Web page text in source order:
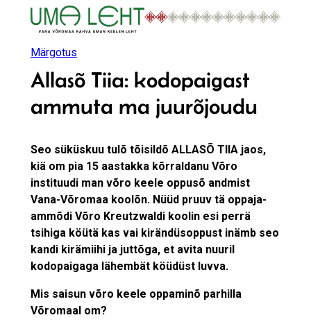
juurdeMärgotus
Allasõ Tiia: kodopaigast
ammuta ma juurõjoudu
Seo süküskuu tulõ tõisildõ ALLASÕ TIIA jaos,
kiä om pia 15 aastakka kõrraldanu Võro
instituudi man võro keele oppusõ andmist
Vana-Võromaa koolõn. Nüüd pruuv tä oppaja-
ammõdi Võro Kreutzwaldi koolin esi perrä
tsihiga köütä kas vai kirändüsoppust inämb seo
kandi kirämiihi ja juttõga, et avita nuuril
kodopaigaga lähembät köüdüst luvva.
Mis saisun võro keele oppaminõ parhilla
Võromaal om?